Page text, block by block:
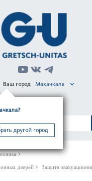
другой город
Ваш город Махачкала
дверей Защита